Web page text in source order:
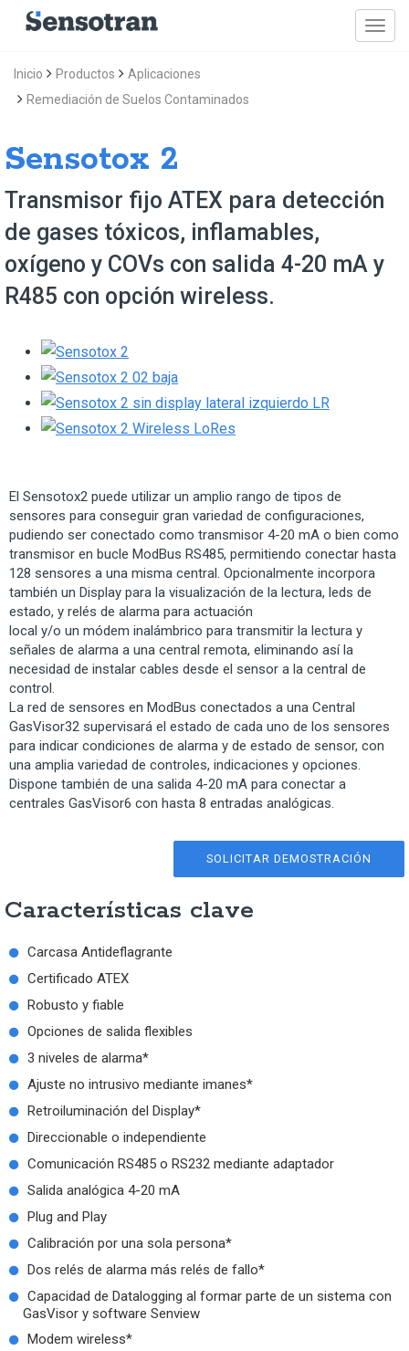
Inicio Productos
Aplicaciones
Remediación de Suelos Contaminados
Sensotox 2
Transmisor fijo ATEX para detección
de gases tóxicos, inflamables,
oxígeno y COVs con salida 4-20 mA y
R485 con opción wireless.
El Sensotox2 puede utilizar un amplio rango de tipos de
sensores para conseguir gran variedad de configuraciones,
pudiendo ser conectado como transmisor 4-20 mA o bien como
transmisor en bucle ModBus RS485, permitiendo conectar hasta
128 sensores a una misma central. Opcionalmente incorpora
también un Display para la visualización de la lectura, leds de
estado, y relés de alarma para actuación
local y/o un módem inalámbrico para transmitir la lectura y
señales de alarma a una central remota, eliminando así la
necesidad de instalar cables desde el sensor a la central de
control.
La red de sensores en ModBus conectados a una Central
GasVisor32 supervisará el estado de cada uno de los sensores
para indicar condiciones de alarma y de estado de sensor, con
una amplia variedad de controles, indicaciones y opciones.
Dispone también de una salida 4-20 mA para conectar a
centrales GasVisor6 con hasta 8 entradas analógicas.
SOLICITAR DEMOSTRACIÓN
Características clave
Carcasa Antideflagrante
Certificado ATEX
Robusto y fiable
Opciones de salida flexibles
3 niveles de alarma*
Ajuste no intrusivo mediante imanes*
Retroiluminación del Display*
Direccionable o independiente
Comunicación RS485 o RS232 mediante adaptador
Salida analógica 4-20 mA
Plug and Play
Calibración por una sola persona*
Dos relés de alarma más relés de fallo*
Capacidad de Datalogging al formar parte de un sistema con
GasVisor y software Senview
Modem wireless*